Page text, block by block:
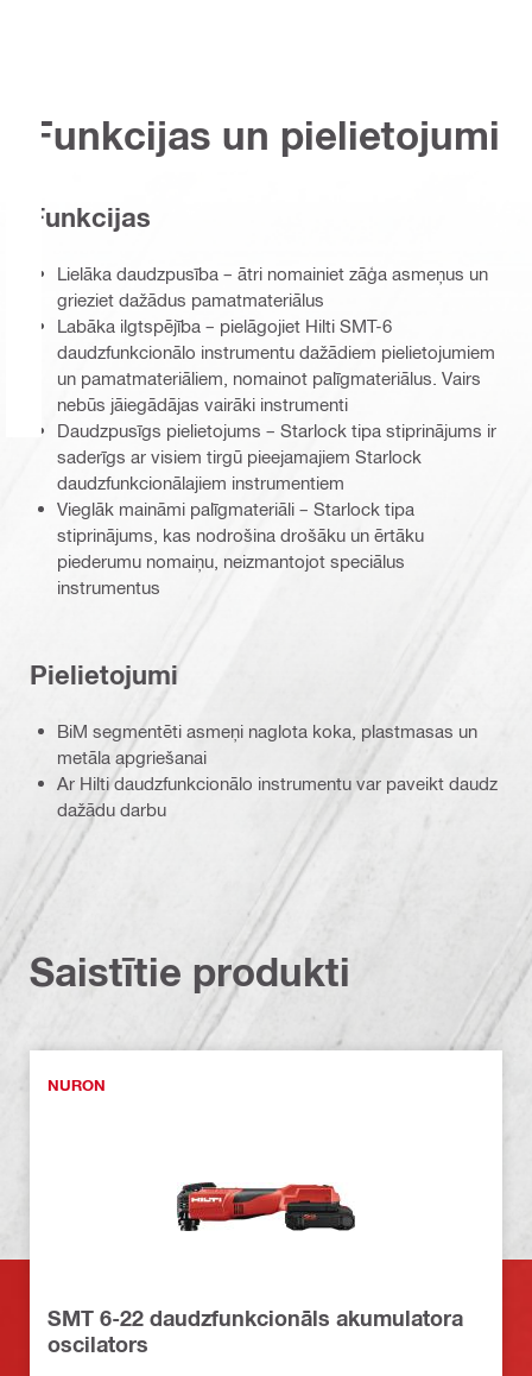
Funkcijas un pielietojumi
Funkcijas
Lielāka daudzpusība – ātri nomainiet zāģa asmeņus un
grieziet dažādus pamatmateriālus
Labāka ilgtspējība – pielāgojiet Hilti SMT-6
daudzfunkcionālo instrumentu dažādiem pielietojumiem
un pamatmateriāliem, nomainot palīgmateriālus. Vairs
nebūs jāiegādājas vairāki instrumenti
Daudzpusīgs pielietojums – Starlock tipa stiprinājums ir
saderīgs ar visiem tirgū pieejamajiem Starlock
daudzfunkcionālajiem instrumentiem
Vieglāk maināmi palīgmateriāli – Starlock tipa
stiprinājums, kas nodrošina drošāku un ērtāku
piederumu nomaiņu, neizmantojot speciālus
instrumentus
Pielietojumi
BiM segmentēti asmeņi naglota koka, plastmasas un
metāla apgriešanai
Ar Hilti daudzfunkcionālo instrumentu var paveikt daudz
dažādu darbu
Saistītie produkti
NURON
SMT 6-22 daudzfunkcionāls akumulatora
oscilators